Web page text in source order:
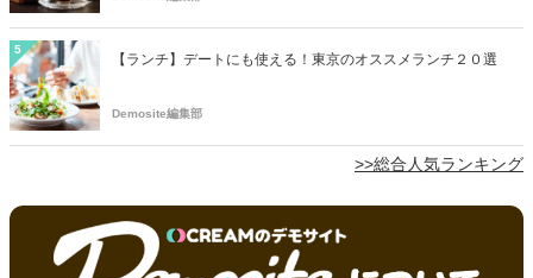
5
【ランチ】デートにも使える！東京のオススメランチ２０選
Demosite編集部
>>総合人気ランキング